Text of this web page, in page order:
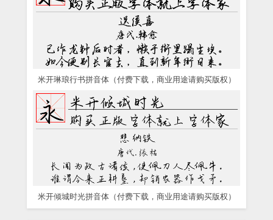
米开琳琅行书拼音体（付费下载，商业用途请购买版权）
米开倾城时光拼音体（付费下载，商业用途请购买版权）